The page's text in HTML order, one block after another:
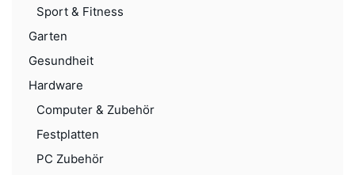
Sport & Fitness
Garten
Gesundheit
Hardware
Computer & Zubehör
Festplatten
PC Zubehör